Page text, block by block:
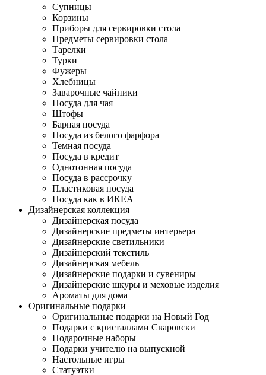
Супницы
Корзины
Приборы для сервировки стола
Предметы сервировки стола
Тарелки
Турки
Фужеры
Хлебницы
Заварочные чайники
Посуда для чая
Штофы
Барная посуда
Посуда из белого фарфора
Темная посуда
Посуда в кредит
Однотонная посуда
Посуда в рассрочку
Пластиковая посуда
Посуда как в ИКЕА
Дизайнерская коллекция
Дизайнерская посуда
Дизайнерские предметы интерьера
Дизайнерские светильники
Дизайнерский текстиль
Дизайнерская мебель
Дизайнерские подарки и сувениры
Дизайнерские шкуры и меховые изделия
Ароматы для дома
Оригинальные подарки
Оригинальные подарки на Новый Год
Подарки с кристаллами Сваровски
Подарочные наборы
Подарки учителю на выпускной
Настольные игры
Статуэтки